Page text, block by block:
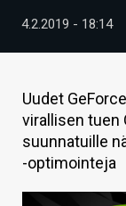
VIDEOT
TECHBBS
TIETOA
HINTA.FI
KAUPPA
4.2.2019 - 18:14
Uudet
virallisen tuen
suunnatuille
-optimointeja